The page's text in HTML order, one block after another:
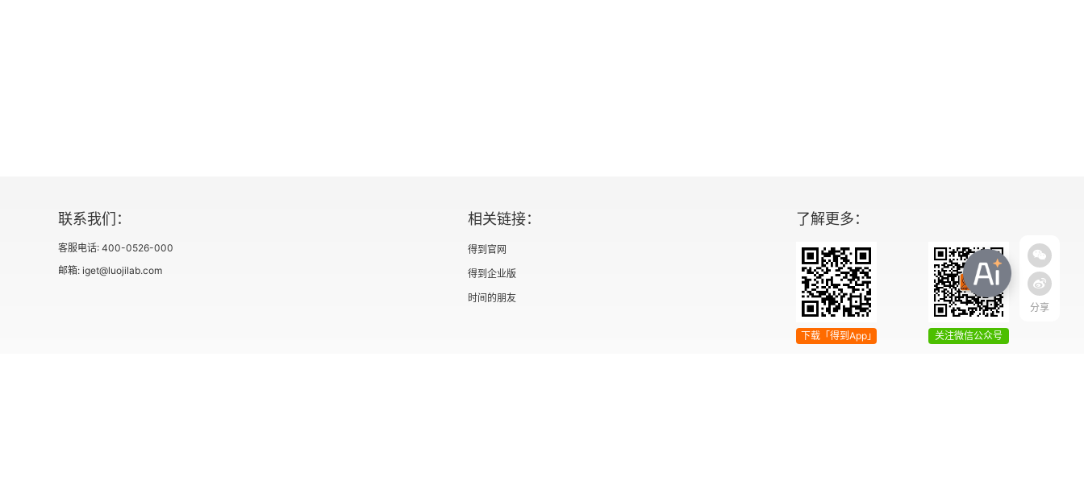
四、护理安全等级卡片及安全标识的制订
五、护理安全分级的临床应用建议
分享
联系我们：
客服电话: 400-0526-000
邮箱: iget@luojilab.com
相关链接：
得到官网
得到企业版
时间的朋友
了解更多：
下载「得到App」 关注微信公众号